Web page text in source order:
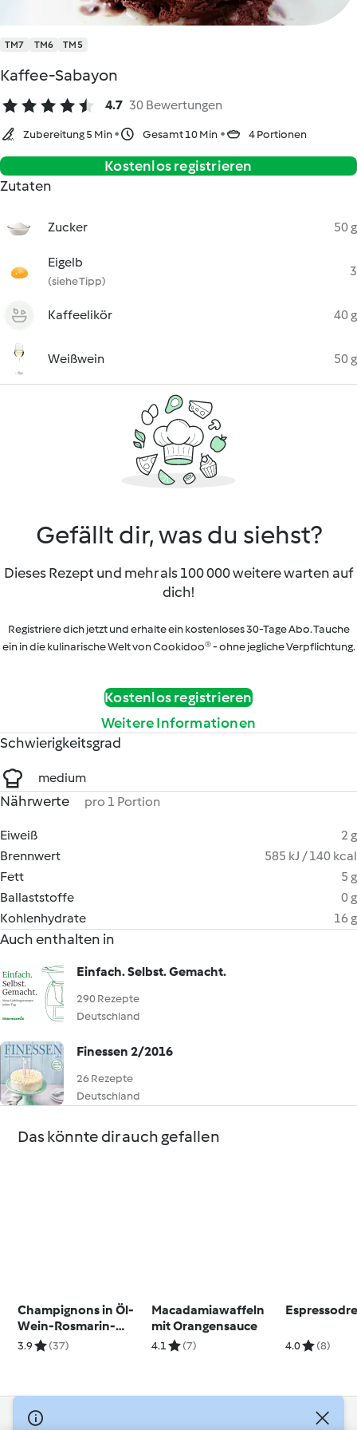
TM7 TM6 TM5
Kaffee-Sabayon
4.7 30 Bewertungen
Zubereitung 5 Min Gesamt 10 Min 4 Portionen
Kostenlos registrieren
Zutaten
Zucker 50 g
Eigelb
(siehe Tipp)
3
Kaffeelikör 40 g
Weißwein 50 g
Gefällt dir, was du siehst?
Dieses Rezept und mehr als 100 000 weitere warten auf
dich!
Registriere dich jetzt und erhalte ein kostenloses 30-Tage Abo. Tauche
ein in die kulinarische Welt von Cookidoo® - ohne jegliche Verpflichtung.
Kostenlos registrieren
Weitere Informationen
Schwierigkeitsgrad
medium
Nährwerte pro 1 Portion
Eiweiß
2 g
Brennwert
585 kJ / 140 kcal
Fett
5 g
Ballaststoffe
0 g
Kohlenhydrate
16 g
Auch enthalten in
Einfach. Selbst. Gemacht.
290 Rezepte
Deutschland
Finessen 2/2016
26 Rezepte
Deutschland
Das könnte dir auch gefallen
Champignons in Öl-
Wein-Rosmarin-
Marinade
3.9 (37)
Macadamiawaffeln
mit Orangensauce
4.1 (7) 4.0 (8)
© Copyright 2026